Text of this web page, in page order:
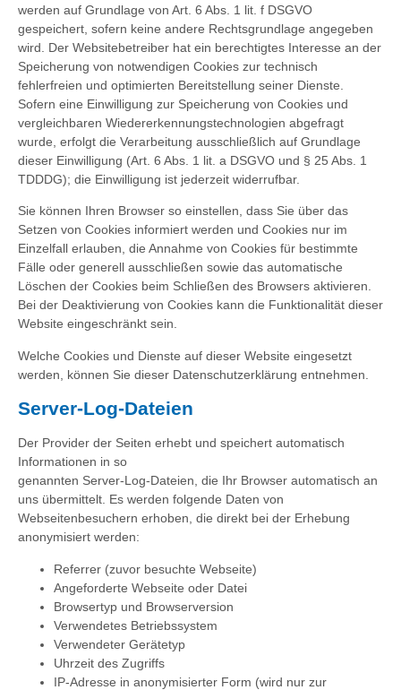
werden auf Grundlage von Art. 6 Abs. 1 lit. f DSGVO
gespeichert, sofern keine andere Rechtsgrundlage angegeben
wird. Der Websitebetreiber hat ein berechtigtes Interesse an der
Speicherung von notwendigen Cookies zur technisch
fehlerfreien und optimierten Bereitstellung seiner Dienste.
Sofern eine Einwilligung zur Speicherung von Cookies und
vergleichbaren Wiedererkennungstechnologien abgefragt
wurde, erfolgt die Verarbeitung ausschließlich auf Grundlage
dieser Einwilligung (Art. 6 Abs. 1 lit. a DSGVO und § 25 Abs. 1
TDDDG); die Einwilligung ist jederzeit widerrufbar.
Sie können Ihren Browser so einstellen, dass Sie über das
Setzen von Cookies informiert werden und Cookies nur im
Einzelfall erlauben, die Annahme von Cookies für bestimmte
Fälle oder generell ausschließen sowie das automatische
Löschen der Cookies beim Schließen des Browsers aktivieren.
Bei der Deaktivierung von Cookies kann die Funktionalität dieser
Website eingeschränkt sein.
Welche Cookies und Dienste auf dieser Website eingesetzt
werden, können Sie dieser Datenschutzerklärung entnehmen.
Server-Log-Dateien
Der Provider der Seiten erhebt und speichert automatisch
Informationen in so
genannten Server-Log-Dateien, die Ihr Browser automatisch an
uns übermittelt. Es werden folgende Daten von
Webseitenbesuchern erhoben, die direkt bei der Erhebung
anonymisiert werden:
Referrer (zuvor besuchte Webseite)
Angeforderte Webseite oder Datei
Browsertyp und Browserversion
Verwendetes Betriebssystem
Verwendeter Gerätetyp
Uhrzeit des Zugriffs
IP-Adresse in anonymisierter Form (wird nur zur